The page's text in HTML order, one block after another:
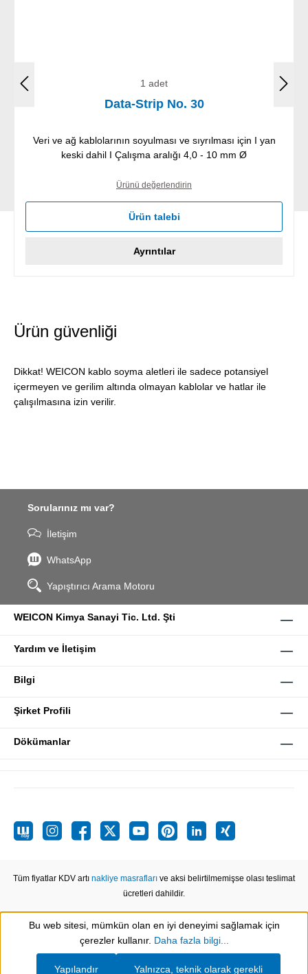
1 adet
Data-Strip No. 30
Veri ve ağ kablolarının soyulması ve sıyrılması için I yan
keski dahil I Çalışma aralığı 4,0 - 10 mm Ø
Ürünü değerlendirin
Ürün talebi
Ayrıntılar
Ürün güvenliği
Dikkat! WEICON kablo soyma aletleri ile sadece potansiyel
içermeyen ve gerilim altında olmayan kablolar ve hatlar ile
çalışılmasına izin verilir.
Sorularınız mı var?
İletişim
WhatsApp
Yapıştırıcı Arama Motoru
WEICON Kimya Sanayi Tic. Ltd. Şti
Yardım ve İletişim
Bilgi
Şirket Profili
Dökümanlar
Tüm fiyatlar KDV artı nakliye masrafları ve aksi belirtilmemişse olası teslimat
ücretleri dahildir.
Show toolbar
Bu web sitesi, mümkün olan en iyi deneyimi sağlamak için
çerezler kullanır. Daha fazla bilgi...
Yalnızca, teknik olarak gerekli
Yapılandır